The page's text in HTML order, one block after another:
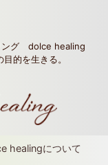
ング dolce healing
的を生きる。
healingについて